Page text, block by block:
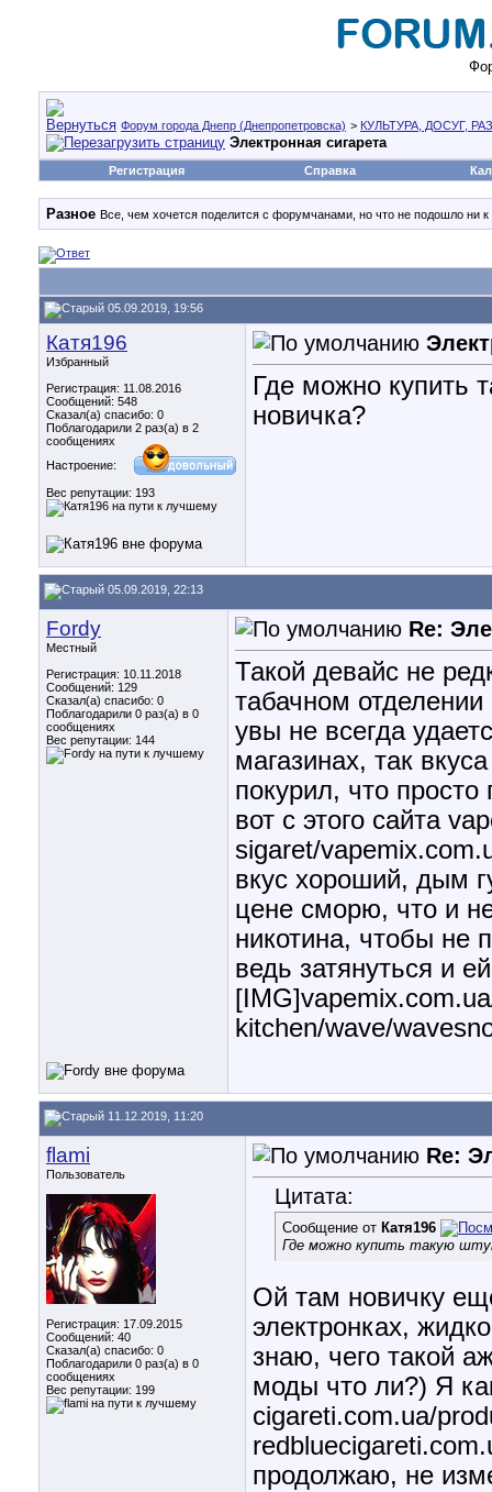
Форум города Днепр (Днепропетровска) > КУЛЬТУРА, ДОСУГ,
Электронная сигарета
Регистрация Справка
Разное Все, чем хочется поделится с форумчанами, но что не подошло ни к
05.09.2019, 19:56
Катя196
Избранный
Регистрация: 11.08.2016
Сообщений: 548
Сказал(а) спасибо: 0
Поблагодарили 2 раз(а) в 2
сообщениях
Настроение:
Вес репутации: 193
Где можно купить
новичка?
05.09.2019, 22:13
Fordy
Местный
Регистрация: 10.11.2018
Сообщений: 129
Сказал(а) спасибо: 0
Поблагодарили 0 раз(а) в 0
сообщениях
Вес репутации: 144
Re:
Такой девайс не
табачном
увы не всегда
магазинах, так
покурил, что
вот с этого сайта
sigaret/
вкус хороший, дым
цене сморю, что и
никотина, чтобы не
ведь затянуться и
kitchen/wave/
11.12.2019, 11:20
flami
Пользователь
Регистрация: 17.09.2015
Сообщений: 40
Сказал(а) спасибо: 0
Поблагодарили 0 раз(а) в 0
сообщениях
Вес репутации: 199
Re:
Цитата:
Сообщение от Катя196
Где можно купить такую
Ой там новичку
электронках,
знаю, чего такой
моды что ли?) Я
cigareti.com.ua/
продолжаю, не